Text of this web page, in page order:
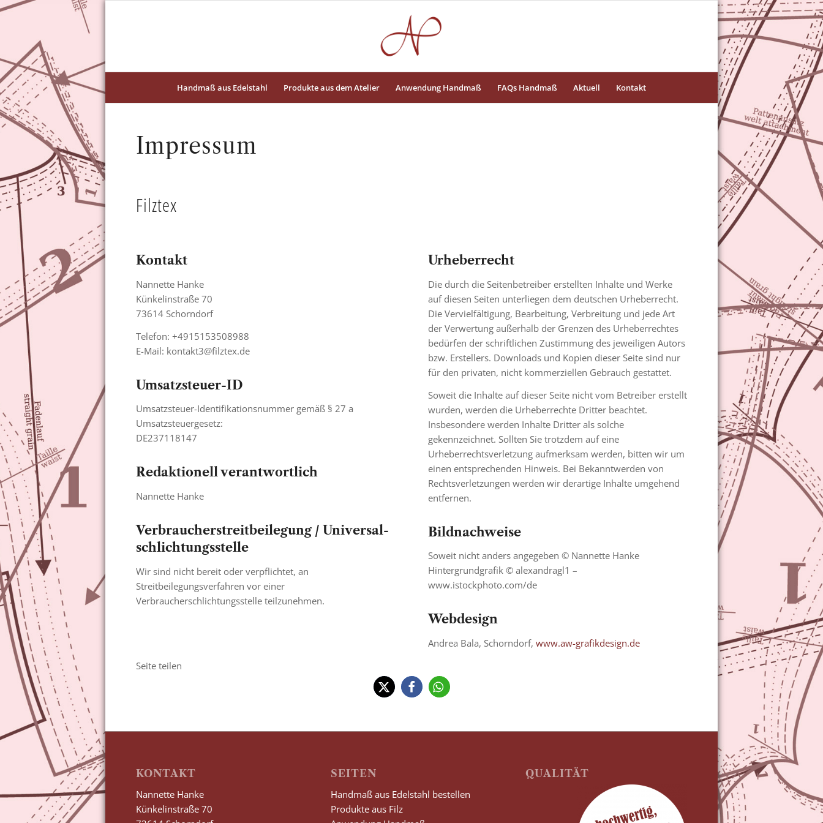
Handmaß aus Edelstahl Produkte aus dem Atelier Anwendung Handmaß FAQs Handmaß Aktuell Kontakt
Impressum
Filztex
Kontakt
Nannette Hanke
Künkelinstraße 70
73614 Schorndorf
Telefon: +4915153508988
E-Mail: kontakt3@filztex.de
Umsatzsteuer-ID
Umsatzsteuer-Identifikationsnummer gemäß § 27 a
Umsatzsteuergesetz:
DE237118147
Redaktionell verantwortlich
Nannette Hanke
Verbraucher­­streit­­beilegung / Universal­­
schlichtungs­­stelle
Wir sind nicht bereit oder verpflichtet, an
Streitbeilegungsverfahren vor einer
Verbraucherschlichtungsstelle teilzunehmen.
Urheberrecht
Die durch die Seitenbetreiber erstellten Inhalte und Werke
auf diesen Seiten unterliegen dem deutschen Urheberrecht.
Die Vervielfältigung, Bearbeitung, Verbreitung und jede Art
der Verwertung außerhalb der Grenzen des Urheberrechtes
bedürfen der schriftlichen Zustimmung des jeweiligen Autors
bzw. Erstellers. Downloads und Kopien dieser Seite sind nur
für den privaten, nicht kommerziellen Gebrauch gestattet.
Soweit die Inhalte auf dieser Seite nicht vom Betreiber erstellt
wurden, werden die Urheberrechte Dritter beachtet.
Insbesondere werden Inhalte Dritter als solche
gekennzeichnet. Sollten Sie trotzdem auf eine
Urheberrechtsverletzung aufmerksam werden, bitten wir um
einen entsprechenden Hinweis. Bei Bekanntwerden von
Rechtsverletzungen werden wir derartige Inhalte umgehend
entfernen.
Bildnachweise
Soweit nicht anders angegeben © Nannette Hanke
Hintergrundgrafik © alexandragl1 –
www.istockphoto.com/de
Webdesign
Andrea Bala, Schorndorf, www.aw-grafikdesign.de
Seite teilen
KONTAKT
Nannette Hanke
Künkelinstraße 70
SEITEN
Handmaß aus Edelstahl bestellen
Produkte aus Filz
QUALITÄT